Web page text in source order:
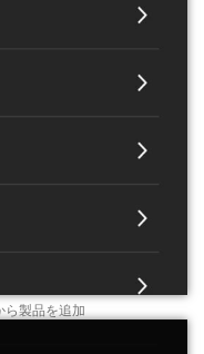
ら製品を追加